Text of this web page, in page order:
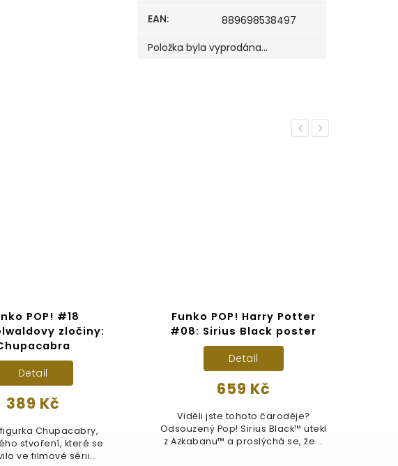
EAN:
889698538497
Položka byla vyprodána…
Previous
POP! #18
zločiny:
389 Kč
Detail
figurka Chupacabry,
stvoření, které se
ve filmové sérii
Funko POP! Harry Potter
#08: Sirius Black poster
659 Kč
Detail
Viděli jste tohoto čaroděje?
Odsouzený Pop! Sirius Black™ utekl
z Azkabanu™ a proslýchá se, že...
Next